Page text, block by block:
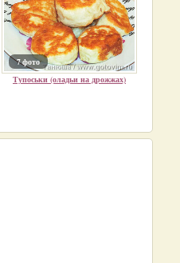
7 фото
Тупоськи (оладьи на дрожжах)